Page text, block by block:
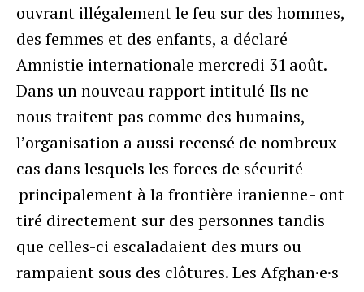
ouvrant illégalement le feu sur des hommes,
des femmes et des enfants, a déclaré
Amnistie internationale mercredi 31 août.
Dans un nouveau rapport intitulé Ils ne
nous traitent pas comme des humains,
l’organisation a aussi recensé de nombreux
cas dans lesquels les forces de sécurité -
principalement à la frontière iranienne - ont
tiré directement sur des personnes tandis
que celles-ci escaladaient des murs ou
rampaient sous des clôtures. Les Afghan·e·s